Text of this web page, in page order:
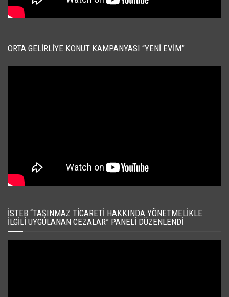
ORTA GELIRLIYE KONUT KAMPANYASI “YENI EVIM”
İSTEB “TAŞINMAZ TICARETI HAKKINDA YÖNETMELIKLE
İLGILI UYGULANAN CEZALAR” PANELI DÜZENLENDI